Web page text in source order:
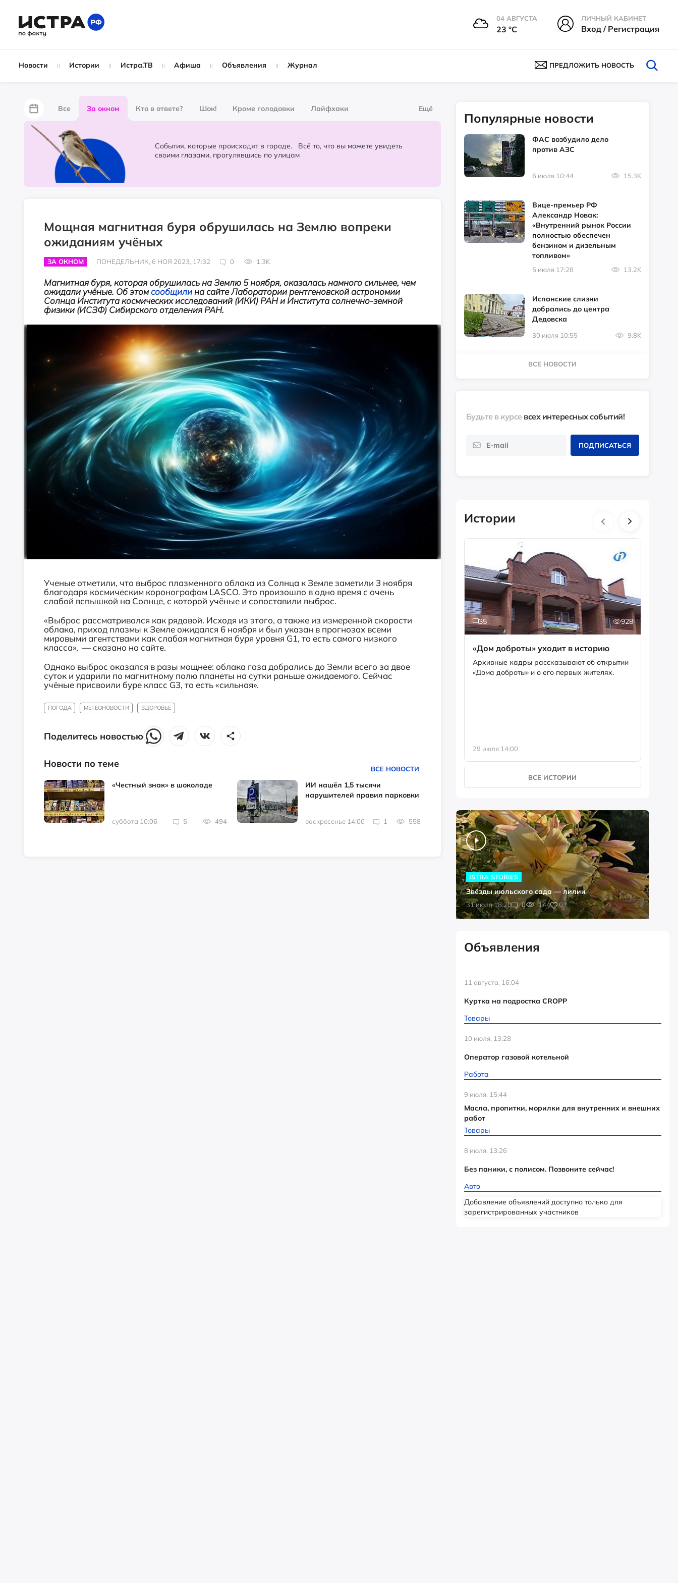
04 АВГУСТА
23 °С
ЛИЧНЫЙ КАБИНЕТ
Вход / Регистрация
Новости Истории Истра.ТВ Афиша Объявления Журнал ПРЕДЛОЖИТЬ НОВОСТЬ
Все За окном Кто в ответе? Шок! Кроме голодовки Лайфхаки
За забором
Партнёрский материал Народные новости Слухи
Ещё
События, которые происходят в городе. Всё то, что вы можете увидеть
своими глазами, прогулявшись по улицам
Мощная магнитная буря обрушилась на Землю вопреки
ожиданиям учёных
ЗА ОКНОМ ПОНЕДЕЛЬНИК, 6 НОЯ 2023, 17:32 0 1.3K
Магнитная буря, которая обрушилась на Землю 5 ноября, оказалась намного сильнее, чем
ожидали учёные. Об этомсообщили на сайте Лаборатории рентгеновской астрономии
Солнца Института космических исследований (ИКИ) РАН и Института солнечно-земной
физики (ИСЗФ) Сибирского отделения РАН.
Ученые отметили, что выброс плазменного облака из Солнца к Земле заметили 3 ноября
благодаря космическим коронографам LASCO. Это произошло в одно время с очень
слабой вспышкой на Солнце, с которой учёные и сопоставили выброс.
«Выброс рассматривался как рядовой. Исходя из этого, а также из измеренной скорости
облака, приход плазмы к Земле ожидался 6 ноября и был указан в прогнозах всеми
мировыми агентствами как слабая магнитная буря уровня G1, то есть самого низкого
класса», — сказано на сайте.
Однако выброс оказался в разы мощнее: облака газа добрались до Земли всего за двое
суток и ударили по магнитному полю планеты на сутки раньше ожидаемого. Сейчас
учёные присвоили буре класс G3, то есть «сильная».
ПОГОДА МЕТЕОНОВОСТИ ЗДОРОВЬЕ
Поделитесь новостью
Новости по теме ВСЕ НОВОСТИ
«Честный знак» в шоколаде
суббота 10:06 5 494
ИИ нашёл 1,5 тысячи
нарушителей правил парковки
воскресенье 14:00 1 558
Популярные новости
ФАС возбудило дело
против АЗС
6 июля 10:44 15.3K
Вице-премьер РФ
Александр Новак:
«Внутренний рынок России
полностью обеспечен
бензином и дизельным
топливом»
5 июля 17:28 13.2K
Испанские слизни
добрались до центра
Дедовска
30 июля 10:55 9.8K
ВСЕ НОВОСТИ
Будьте в курсе всех интересных событий!
ПОДПИСАТЬСЯ
Истории
35 928
«Дом доброты» уходит в историю
Архивные кадры рассказывают об открытии
«Дома доброты» и о его первых жителях.
29 июля 14:00
ВСЕ ИСТОРИИ
31 июля 18:20 0 144 0
ISTRA STORIES
Звёзды июльского сада — лилии
Объявления
11 августа, 16:04
Куртка на подростка CROPP
Товары
10 июля, 13:28
Оператор газовой котельной
Работа
9 июля, 15:44
Масла, пропитки, морилки для внутренних и внешних
работ
Товары
8 июля, 13:26
Без паники, с полисом. Позвоните сейчас!
Авто
Добавление объявлений доступно только для
зарегистрированных участников